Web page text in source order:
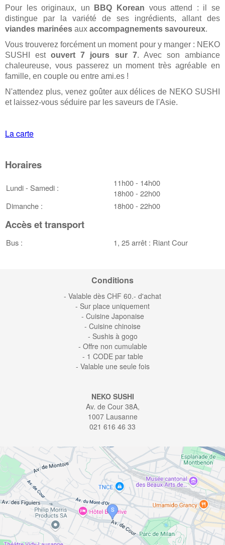
Pour les originaux, un
BBQ Korean vous attend : il se
distingue par la variété de ses ingrédients, allant des
viandes marinées aux accompagnements savoureux.
Vous trouverez forcément un moment pour y manger : NEKO
SUSHI estouvert 7 jours sur 7. Avec son ambiance
chaleureuse, vous passerez un moment très agréable en
famille, en couple ou entre ami.es !
N'attendez plus, venez goûter aux délices de NEKO SUSHI
et laissez-vous séduire par les saveurs de l'Asie.
La carte
Horaires
Lundi - Samedi :
11h00 - 14h00
18h00 - 22h00
Dimanche :
18h00 - 22h00
Accès et transport
Bus : 1, 25 arrêt : Riant Cour
Conditions
- Valable dès CHF 60.- d'achat
- Sur place uniquement
- Cuisine Japonaise
- Cuisine chinoise
- Sushis à gogo
- Offre non cumulable
- 1 CODE par table
- Valable une seule fois
NEKO SUSHI
Av. de Cour 38A,
1007 Lausanne
021 616 46 33